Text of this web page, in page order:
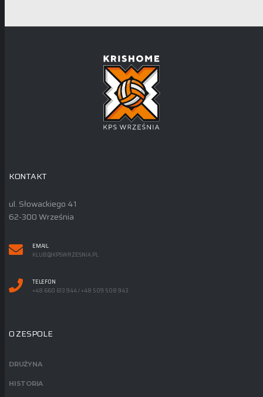
KONTAKT
ul. Słowackiego 41
62-300 Września
EMAIL
KLUB@KPSWRZESNIA.PL
TELEFON
+48 660 613 944 / +48 509 508 943
O ZESPOLE
DRUŻYNA
HISTORIA